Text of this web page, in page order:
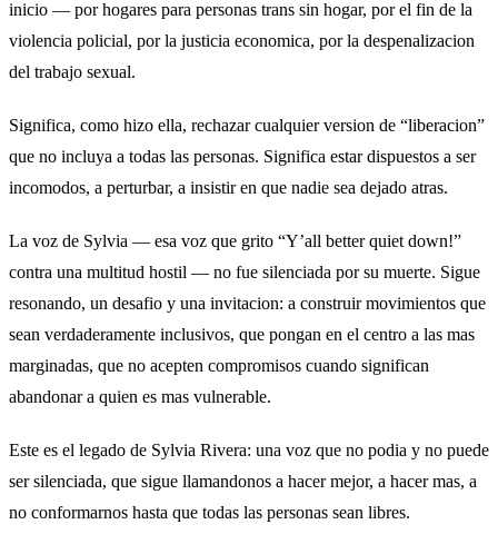
inicio — por hogares para personas trans sin hogar, por el fin de la
violencia policial, por la justicia economica, por la despenalizacion
del trabajo sexual.
Significa, como hizo ella, rechazar cualquier version de “liberacion”
que no incluya a todas las personas. Significa estar dispuestos a ser
incomodos, a perturbar, a insistir en que nadie sea dejado atras.
La voz de Sylvia — esa voz que grito “Y’all better quiet down!”
contra una multitud hostil — no fue silenciada por su muerte. Sigue
resonando, un desafio y una invitacion: a construir movimientos que
sean verdaderamente inclusivos, que pongan en el centro a las mas
marginadas, que no acepten compromisos cuando significan
abandonar a quien es mas vulnerable.
Este es el legado de Sylvia Rivera: una voz que no podia y no puede
ser silenciada, que sigue llamandonos a hacer mejor, a hacer mas, a
no conformarnos hasta que todas las personas sean libres.